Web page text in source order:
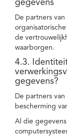
gegevens
De partners
de
waarborgen.
4.3.
gegevens?
De partners
bescherming
Al die